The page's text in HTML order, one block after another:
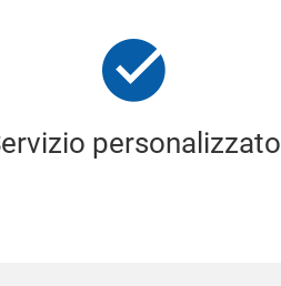
personalizzato